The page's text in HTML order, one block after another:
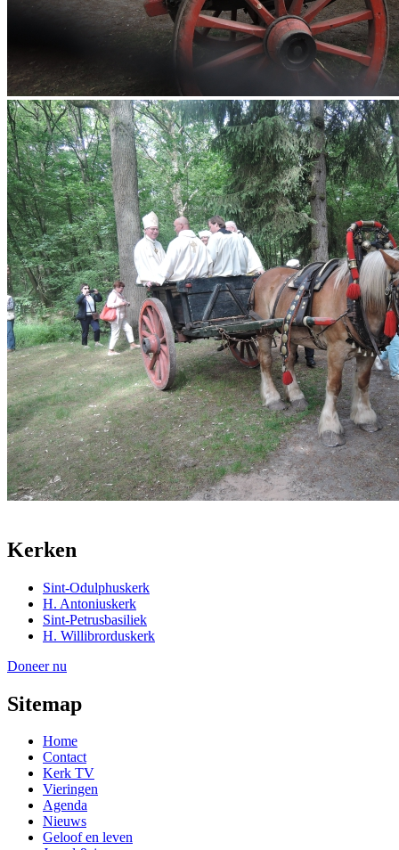
Kerken
Sint-Odulphuskerk
H. Antoniuskerk
Sint-Petrusbasiliek
H. Willibrorduskerk
Doneer nu
Sitemap
Home
Contact
Kerk TV
Vieringen
Agenda
Nieuws
Geloof en leven